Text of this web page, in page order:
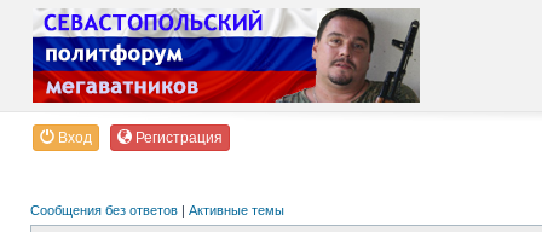
Вход Регистрация
Сообщения без ответов | Активные темы